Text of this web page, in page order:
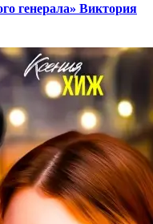
генерала» Виктория